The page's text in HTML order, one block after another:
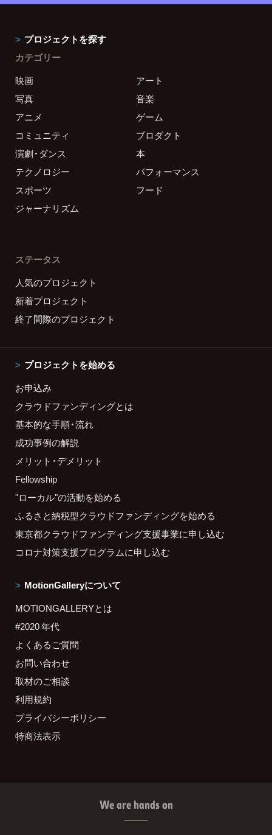
プロジェクトを探す
カテゴリー
映画
アート
写真
音楽
アニメ
ゲーム
コミュニティ
プロダクト
演劇・ダンス
本
テクノロジー
パフォーマンス
スポーツ
フード
ジャーナリズム
ステータス
人気のプロジェクト
新着プロジェクト
終了間際のプロジェクト
プロジェクトを始める
お申込み
クラウドファンディングとは
基本的な手順・流れ
成功事例の解説
メリット・デメリット
Fellowship
"ローカル"の活動を始める
ふるさと納税型クラウドファンディングを始める
東京都クラウドファンディング支援事業に申し込む
コロナ対策支援プログラムに申し込む
MotionGalleryについて
MOTIONGALLERYとは
#2020 年代
よくあるご質問
お問い合わせ
取材のご相談
利用規約
プライバシーポリシー
特商法表示
We are hands on